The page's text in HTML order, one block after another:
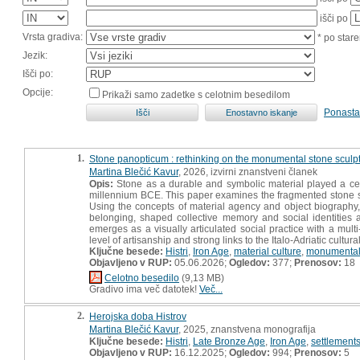
išči po
Vrsta gradiva:
* po
Jezik:
Išči po:
Opcije:
Prikaži samo zadetke s celotnim besedilom
1. Stone panopticum : rethinking on the monumental stone
Martina Blečić Kavur, 2026, izvirni znanstveni članek
Opis: Stone as a durable and symbolic material played a
millennium BCE. This paper examines the fragmented
Using the concepts of material agency and object
belonging, shaped collective memory and social
emerges as a visually articulated social practice with a
level of artisanship and strong links to the Italo-Adriatic
Ključne besede: Histri Iron Age material culture
Objavljeno v RUP: 05.06.2026; Ogledov: 377; Prenosov: 18
Celotno besedilo (9,13 MB)
Gradivo ima več datotek! Več...
2. Herojska doba Histrov
Martina Blečić Kavur, 2025, znanstvena monografija
Ključne besede: Histri Late Bronze Age Iron Age settlements
Objavljeno v RUP: 16.12.2025; Ogledov: 994; Prenosov: 5